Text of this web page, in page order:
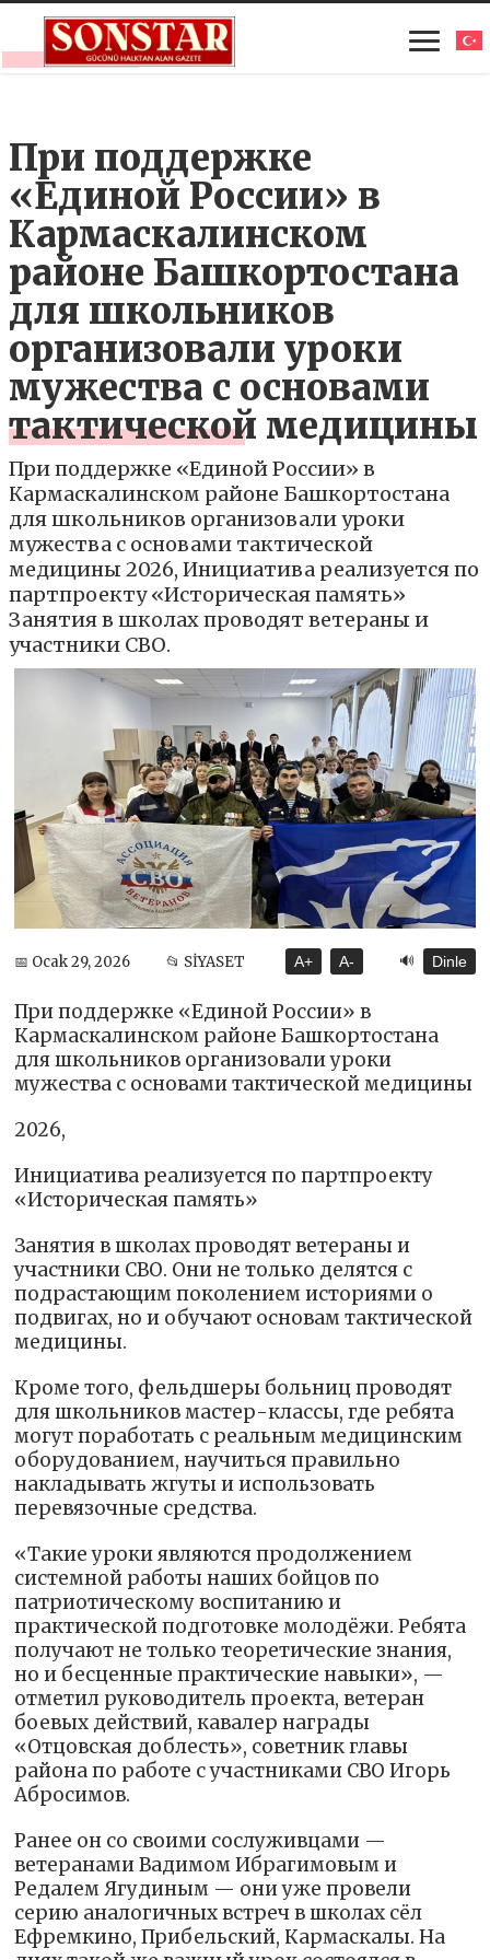
При поддержке
«Единой России» в
Кармаскалинском
районе Башкортостана
для школьников
организовали уроки
мужества с основами
тактической медицины
При поддержке «Единой России» в
Кармаскалинском районе Башкортостана
для школьников организовали уроки
мужества с основами тактической
медицины 2026, Инициатива реализуется по
партпроекту «Историческая память»
Занятия в школах проводят ветераны и
участники СВО.
📅 Ocak 29, 2026 📂 SİYASET A+ A- 🔊 Dinle
При поддержке «Единой России» в
Кармаскалинском районе Башкортостана
для школьников организовали уроки
мужества с основами тактической медицины
2026,
Инициатива реализуется по партпроекту
«Историческая память»
Занятия в школах проводят ветераны и
участники СВО. Они не только делятся с
подрастающим поколением историями о
подвигах, но и обучают основам тактической
медицины.
Кроме того, фельдшеры больниц проводят
для школьников мастер-классы, где ребята
могут поработать с реальным медицинским
оборудованием, научиться правильно
накладывать жгуты и использовать
перевязочные средства.
«Такие уроки являются продолжением
системной работы наших бойцов по
патриотическому воспитанию и
практической подготовке молодёжи. Ребята
получают не только теоретические знания,
но и бесценные практические навыки», —
отметил руководитель проекта, ветеран
боевых действий, кавалер награды
«Отцовская доблесть», советник главы
района по работе с участниками СВО Игорь
Абросимов.
Ранее он со своими сослуживцами —
ветеранами Вадимом Ибрагимовым и
Редалем Ягудиным — они уже провели
серию аналогичных встреч в школах сёл
Ефремкино, Прибельский, Кармаскалы. На